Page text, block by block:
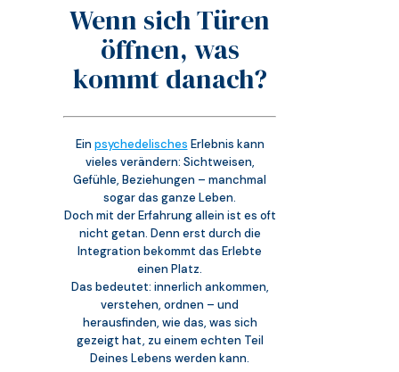
Wenn sich Türen
öffnen, was
kommt danach?
Ein psychedelisches Erlebnis kann
vieles verändern: Sichtweisen,
Gefühle, Beziehungen – manchmal
sogar das ganze Leben.
Doch mit der Erfahrung allein ist es oft
nicht getan. Denn erst durch die
Integration bekommt das Erlebte
einen Platz.
Das bedeutet: innerlich ankommen,
verstehen, ordnen – und
herausfinden, wie das, was sich
gezeigt hat, zu einem echten Teil
Deines Lebens werden kann.